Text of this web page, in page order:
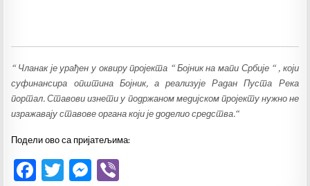
“ Чланак је урађен у оквиру пројекта “ Бојник на мапи Србије “ , који
суфинансира општина Бојник, а реализује Радан Пуста Река
портал. Ставови изнети у подржаном медијском пројекту нужно не
изражавају ставове органа који је доделио средства.“
Подели ово са пријатељима:
F
T
M